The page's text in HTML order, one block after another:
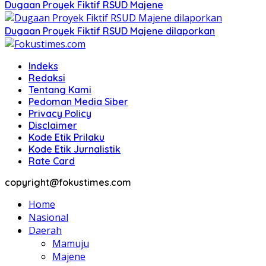
Dugaan Proyek Fiktif RSUD Majene
Dugaan Proyek Fiktif RSUD Majene dilaporkan
Indeks
Redaksi
Tentang Kami
Pedoman Media Siber
Privacy Policy
Disclaimer
Kode Etik Prilaku
Kode Etik Jurnalistik
Rate Card
copyright@fokustimes.com
Home
Nasional
Daerah
Mamuju
Majene